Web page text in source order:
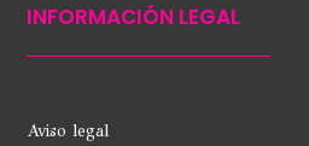
INFORMACIÓN LEGAL
Aviso legal